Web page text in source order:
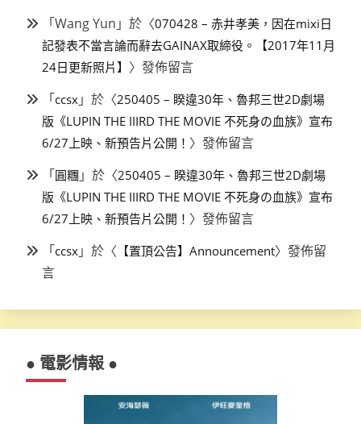
「Wang Yun 」於〈070428 – 赤井孝美，因在mixi日
記發表不當言論而辭去GAINAX取締役。【2017年11月
24日更新照片】 〉發佈留言
「ccsx 」於〈250405 – 睽違30年、魯邦三世2D劇場
版《LUPIN THE IIIRD THE MOVIE 不死身の血族》宣布
6/27上映、新預告片公開！ 〉發佈留言
「圓糰 」於〈250405 – 睽違30年、魯邦三世2D劇場
版《LUPIN THE IIIRD THE MOVIE 不死身の血族》宣布
6/27上映、新預告片公開！ 〉發佈留言
「ccsx 」於〈 【置頂公告】Announcement〉發佈留
言
● 電影情報 ●